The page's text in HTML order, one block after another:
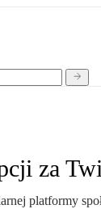
za
platformy